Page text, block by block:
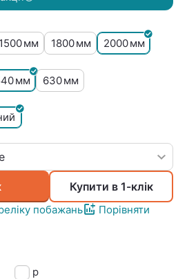
1500мм 1800мм 2000мм
мм 630мм
Купити в 1-клік
побажань Порівняти
Irsap